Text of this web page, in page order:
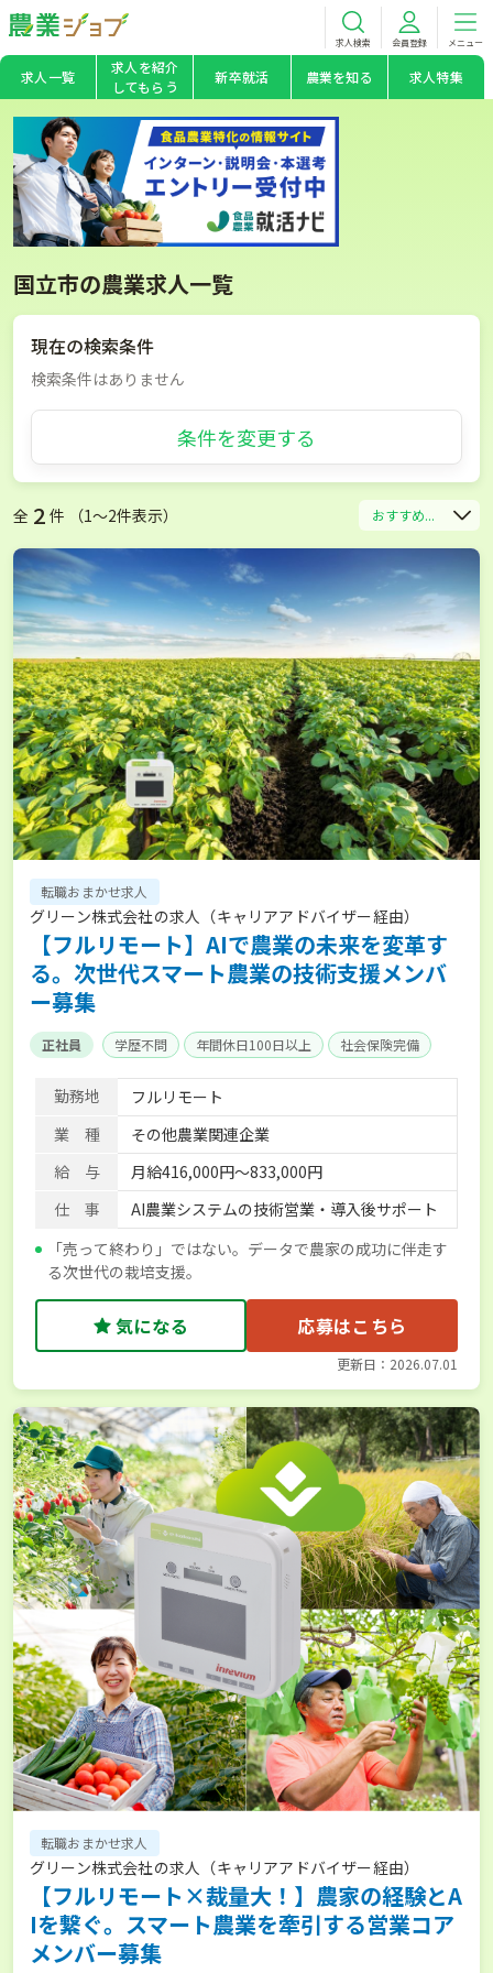
求人検索 会員登録 メニュー
求人一覧
求人を紹介
してもらう
新卒就活 農業を知る 求人特集
国立市の農業求人一覧
現在の検索条件
検索条件はありません
条件を変更する
全 2 件 （1〜2件表示） おすすめ...
転職おまかせ求人
グリーン株式会社の求人（キャリアアドバイザー経由）
【フルリモート】AIで農業の未来を変革す
る。次世代スマート農業の技術支援メンバ
ー募集
正社員 学歴不問 年間休日100日以上 社会保険完備
勤務地
フルリモート
業 種
その他農業関連企業
給 与
月給416,000円～833,000円
仕 事
AI農業システムの技術営業・導入後サポート
「売って終わり」ではない。データで農家の成功に伴走す
る次世代の栽培支援。
気になる 応募はこちら
更新日：2026.07.01
転職おまかせ求人
グリーン株式会社の求人（キャリアアドバイザー経由）
【フルリモート×裁量大！】農家の経験とA
Iを繋ぐ。スマート農業を牽引する営業コア
メンバー募集